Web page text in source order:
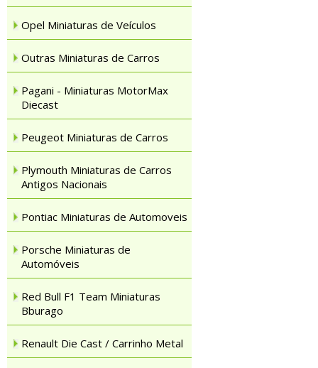
Opel Miniaturas de Veículos
Outras Miniaturas de Carros
Pagani - Miniaturas MotorMax
Diecast
Peugeot Miniaturas de Carros
Plymouth Miniaturas de Carros
Antigos Nacionais
Pontiac Miniaturas de Automoveis
Porsche Miniaturas de
Automóveis
Red Bull F1 Team Miniaturas
Bburago
Renault Die Cast / Carrinho Metal